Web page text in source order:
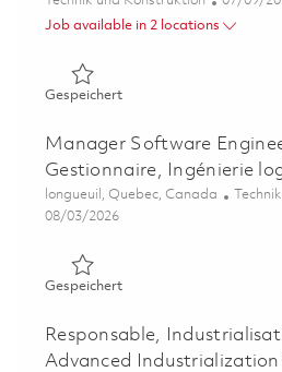
Job available in 2 locations
GespeichertGespeichert
Manager Software
Gestionnaire, Ingénierie
Ort
longueuil, Quebec, Canada
Posted Date
08/03/2026
GespeichertGespeichert Manager
Responsable,
Advanced